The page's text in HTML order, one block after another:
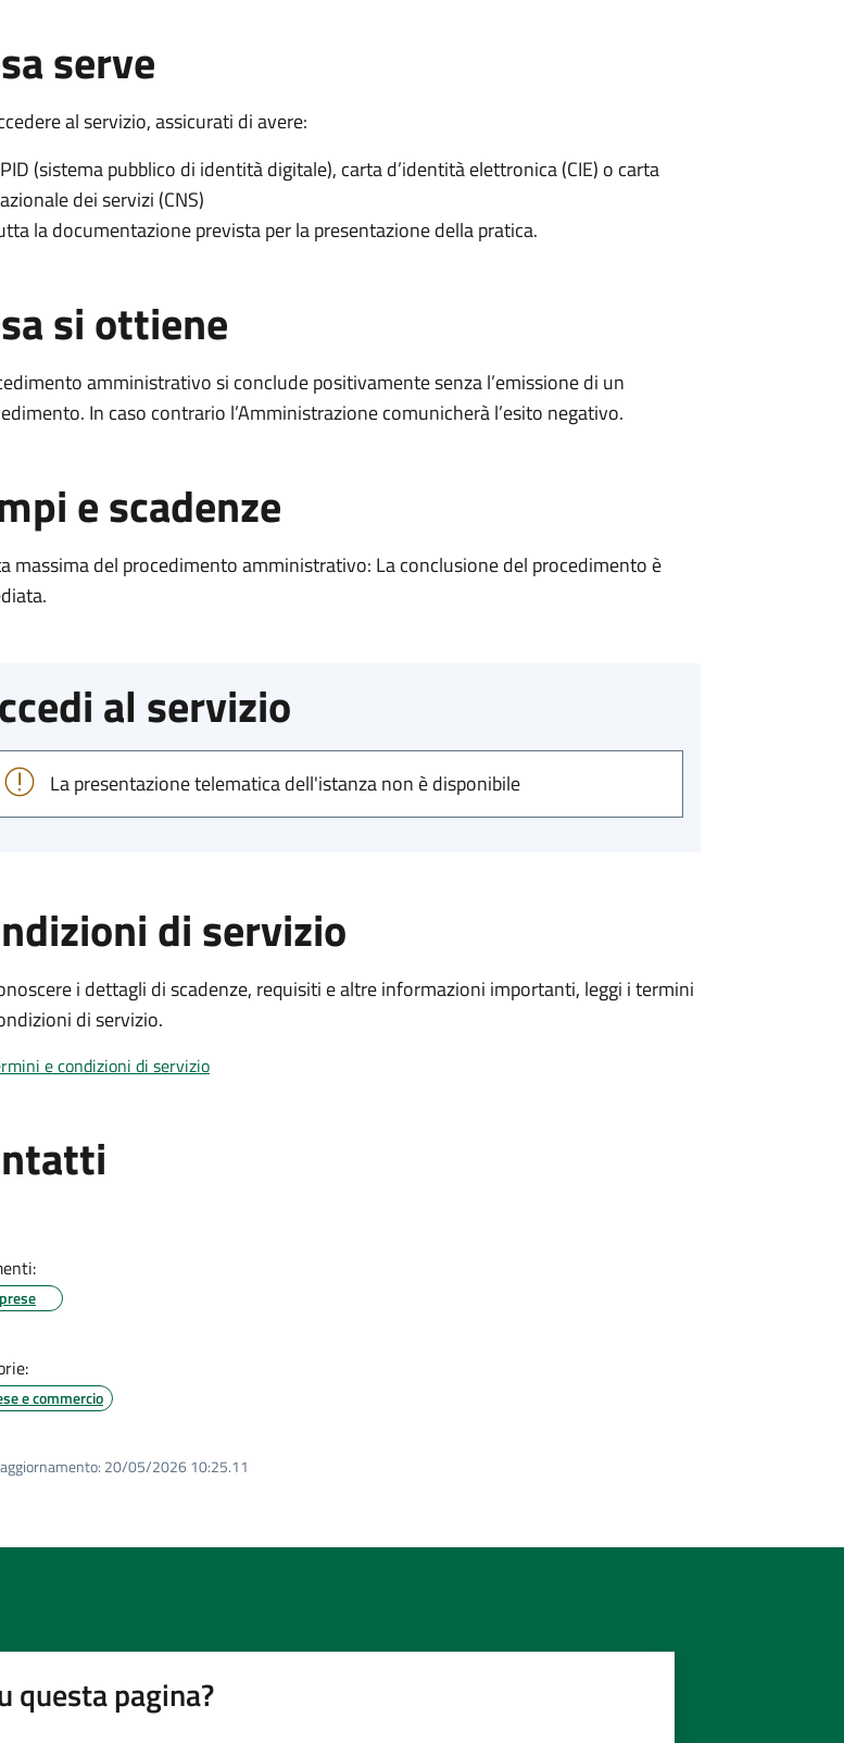
serve
al servizio, assicurati di avere:
(sistema pubblico di identità digitale), carta d’identità elettronica (CIE) o carta
dei servizi (CNS)
la documentazione prevista per la presentazione della pratica.
si ottiene
amministrativo si conclude positivamente senza l’emissione di un
In caso contrario l’Amministrazione comunicherà l’esito negativo.
e scadenze
massima del procedimento amministrativo: La conclusione del procedimento è
al servizio
La presentazione telematica dell'istanza non è disponibile
di servizio
i dettagli di scadenze, requisiti e altre informazioni importanti, leggi i termini
di servizio.
e condizioni di servizio
e commercio
20/05/2026 10:25.11
questa pagina?